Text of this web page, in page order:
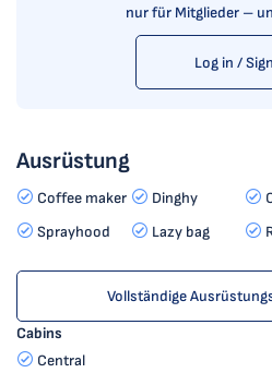
nur für Mitglieder –
Log in /
Ausrüstung
Coffee maker Dinghy
Sprayhood
Lazy bag
Vollständige
Cabins
Central